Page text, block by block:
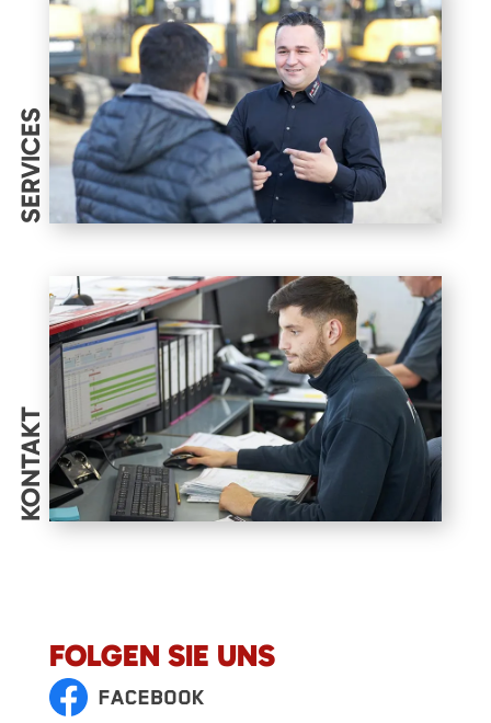
SERVICES
KONTAKT
FOLGEN SIE UNS